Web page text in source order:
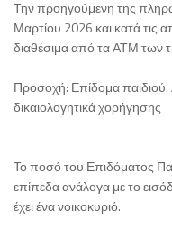
Την προηγούμενη της
Μαρτίου 2026 και κατά τις
διαθέσιμα από τα ΑΤΜ των
Προσοχή: Επίδομα παιδιού.
δικαιολογητικά χορήγησης
Το ποσό του Επιδόματος
επίπεδα ανάλογα με το
έχει ένα νοικοκυριό.